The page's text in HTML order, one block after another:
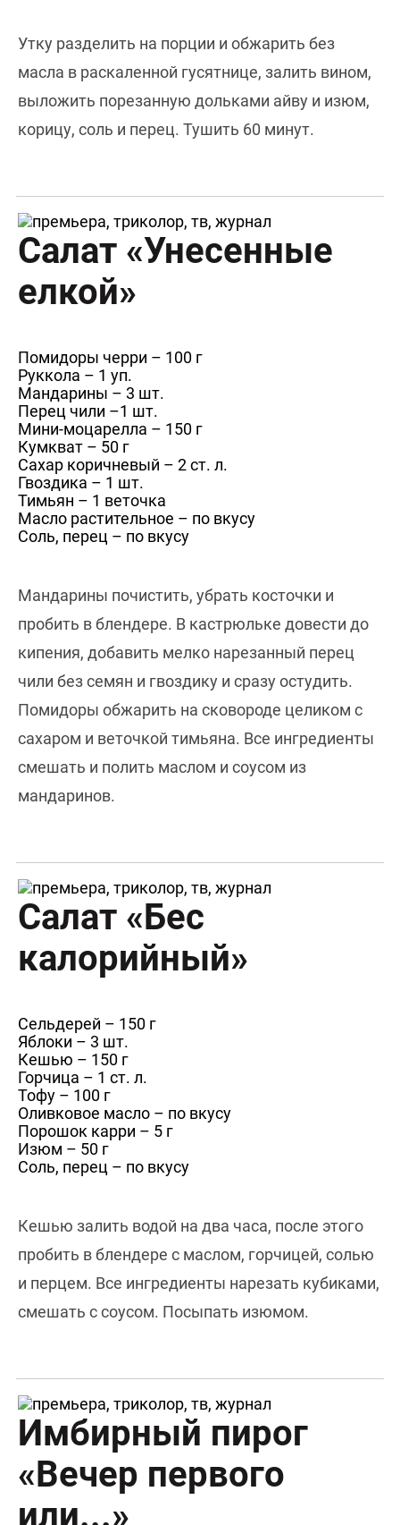
Утку разделить на порции и обжарить без
масла в раскаленной гусятнице, залить вином,
выложить порезанную дольками айву и изюм,
корицу, соль и перец. Тушить 60 минут.
Салат «Унесенные
елкой»
Помидоры черри – 100 г
Руккола – 1 уп.
Мандарины – 3 шт.
Перец чили –1 шт.
Мини-моцарелла – 150 г
Кумкват – 50 г
Сахар коричневый – 2 ст. л.
Гвоздика – 1 шт.
Тимьян – 1 веточка
Масло растительное – по вкусу
Соль, перец – по вкусу
Мандарины почистить, убрать косточки и
пробить в блендере. В кастрюльке довести до
кипения, добавить мелко нарезанный перец
чили без семян и гвоздику и сразу остудить.
Помидоры обжарить на сковороде целиком с
сахаром и веточкой тимьяна. Все ингредиенты
смешать и полить маслом и соусом из
мандаринов.
Салат «Бес
калорийный»
Сельдерей – 150 г
Яблоки – 3 шт.
Кешью – 150 г
Горчица – 1 ст. л.
Тофу – 100 г
Оливковое масло – по вкусу
Порошок карри – 5 г
Изюм – 50 г
Соль, перец – по вкусу
Кешью залить водой на два часа, после этого
пробить в блендере с маслом, горчицей, солью
и перцем. Все ингредиенты нарезать кубиками,
смешать с соусом. Посыпать изюмом.
Имбирный пирог
«Вечер первого
или...»